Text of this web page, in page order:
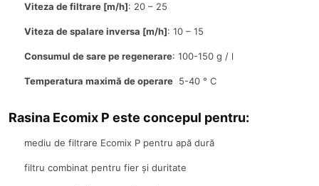
Viteza de filtrare [m/h]: 20 – 25
Viteza de spalare inversa [m/h]: 10 – 15
Consumul de sare pe regenerare: 100-150 g / l
Temperatura maximă de operare 5-40 ° C
Rasina Ecomix P este concepul pentru:
mediu de filtrare Ecomix P pentru apă dură
filtru combinat pentru fier și duritate